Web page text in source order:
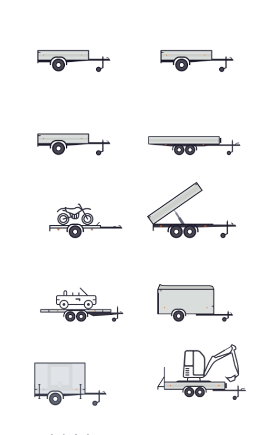
Skříňové přívěsy